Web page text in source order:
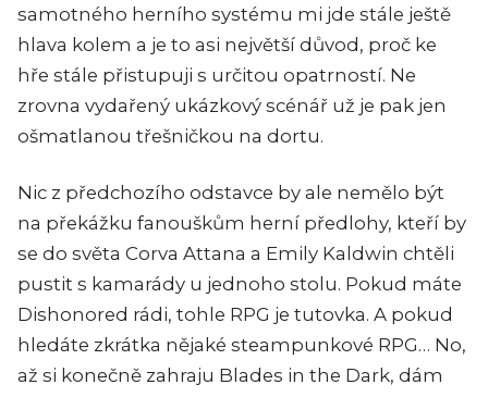
samotného herního systému mi jde stále ještě
hlava kolem a je to asi největší důvod, proč ke
hře stále přistupuji s určitou opatrností. Ne
zrovna vydařený ukázkový scénář už je pak jen
ošmatlanou třešničkou na dortu.
Nic z předchozího odstavce by ale nemělo být
na překážku fanouškům herní předlohy, kteří by
se do světa Corva Attana a Emily Kaldwin chtěli
pustit s kamarády u jednoho stolu. Pokud máte
Dishonored rádi, tohle RPG je tutovka. A pokud
hledáte zkrátka nějaké steampunkové RPG… No,
až si konečně zahraju Blades in the Dark, dám